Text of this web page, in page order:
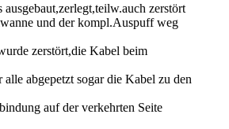
zerstört
und der kompl.Auspuff weg
zerstört,die Kabel beim
alle abgepetzt sogar die Kabel zu den
auf der verkehrten Seite